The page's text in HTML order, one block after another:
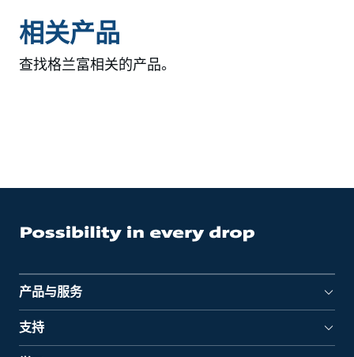
相关产品
查找格兰富相关的产品。
产品与服务
支持